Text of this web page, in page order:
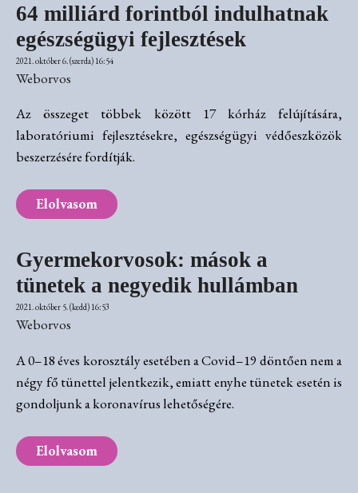
64 milliárd forintból indulhatnak
egészségügyi fejlesztések
2021. október 6. (szerda) 16:54
Weborvos
Az összeget többek között 17 kórház felújítására,
laboratóriumi fejlesztésekre, egészségügyi védőeszközök
beszerzésére fordítják.
Elolvasom
Gyermekorvosok: mások a
tünetek a negyedik hullámban
2021. október 5. (kedd) 16:53
Weborvos
A 0–18 éves korosztály esetében a Covid–19 döntően nem a
négy fő tünettel jelentkezik, emiatt enyhe tünetek esetén is
gondoljunk a koronavírus lehetőségére.
Elolvasom